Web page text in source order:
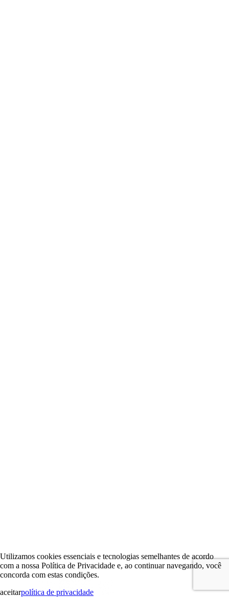
Utilizamos cookies essenciais e tecnologias semelhantes de acordo
com a nossa Política de Privacidade e, ao continuar navegando, você
concorda com estas condições.
aceitarpolítica de privacidade